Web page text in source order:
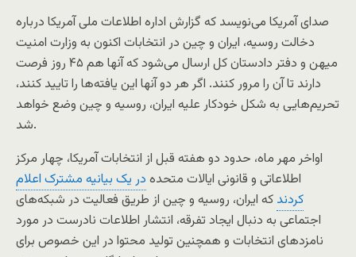
صدای آمریکا می‌نویسد که گزارش اداره اطلاعات ملی آمریکا درباره
دخالت روسیه، ایران و چین در انتخابات اکنون به وزارت امنیت
میهن و دفتر دادستان کل ارسال می‌شود که آنها هم ۴۵ روز فرصت
دارند تا آن را مرور کنند. اگر هر دو آنها این یافته‌ها را تایید کنند،
تحریم‌هایی به شکل خودکار علیه ایران، روسیه و چین وضع خواهد
شد.
اواخر مهر ماه، حدود دو هفته قبل از انتخابات آمریکا، چهار مرکز
اطلاعاتی و قانونی ایالات متحده در یک بیانیه مشترک اعلام
کردند که ایران، روسیه و چین از طریق فعالیت در شبکه‌های
اجتماعی به دنبال ایجاد تفرقه، انتشار اطلاعات نادرست در مورد
نامزدهای انتخابات و همچنین تولید محتوا در این خصوص برای